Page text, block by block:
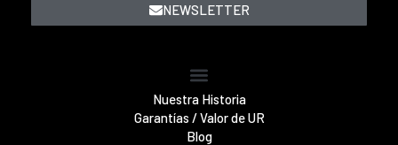
NEWSLETTER
Nuestra Historia
Garantías / Valor de UR
Blog